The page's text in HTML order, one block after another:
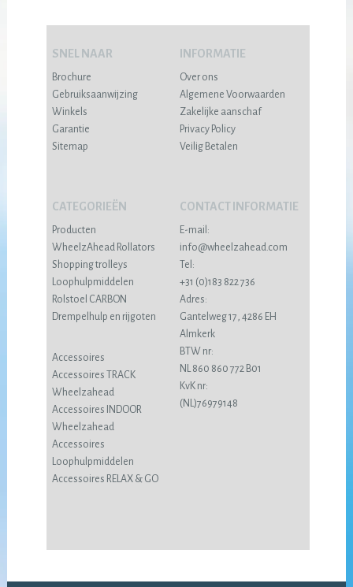
SNEL NAAR
Brochure
Gebruiksaanwijzing
Winkels
Garantie
Sitemap
INFORMATIE
Over ons
Algemene Voorwaarden
Zakelijke aanschaf
Privacy Policy
Veilig Betalen
CATEGORIEËN
Producten
WheelzAhead Rollators
Shopping trolleys
Loophulpmiddelen
Rolstoel CARBON
Drempelhulp en rijgoten
Accessoires
Accessoires TRACK
Wheelzahead
Accessoires INDOOR
Wheelzahead
Accessoires
Loophulpmiddelen
Accessoires RELAX & GO
CONTACT INFORMATIE
E-mail:
info@wheelzahead.com
Tel:
+31 (0)183 822 736
Adres:
Gantelweg 17, 4286 EH
Almkerk
BTW nr:
NL 860 860 772 B01
KvK nr:
(NL)76979148